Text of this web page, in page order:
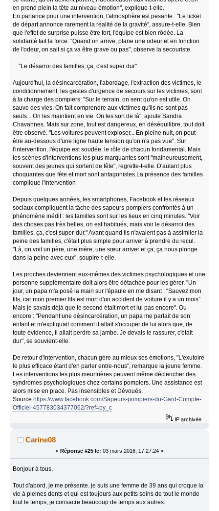
en prend plein la tête au niveau émotion", explique-t-elle.
En partance pour une intervention, l'atmosphère est pesante : "Le ticket
de départ annonce rarement la réalité de la gravité", assure-t-elle. Bien
que l'effet de surprise puisse être fort, l'équipe est bien rôdée. La
solidarité fait la force. "Quand on arrive, plane une odeur et en fonction
de l'odeur, on sait si ça va être grave ou pas", observe la secouriste.
"Le désarroi des familles, ça, c'est super dur"
Aujourd'hui, la désincarcération, l'abordage, l'extraction des victimes, le
conditionnement, les gestes d'urgence de secours sur les victimes, sont
à la charge des pompiers. "Sur le terrain, on sent qu'on est utile. On
sauve des vies. On fait comprendre aux victimes qu'ils ne sont pas
seuls... On les maintient en vie. On les sort de là", ajoute Sandra
Chavannes. Mais sur zone, tout est dangereux, en déséquilibre, tout doit
être observé. "Les voitures peuvent exploser... En pleine nuit, on peut
être au-dessous d'une ligne haute tension qu'on n'a pas vue". Sur
l'intervention, l'équipe est soudée, le rôle de chacun fondamental. Mais
les scènes d'interventions les plus marquantes sont "malheureusement,
souvent des jeunes qui sortent de fête", regrette-t-elle. D'autant plus
choquantes que fête et mort sont antagonistes.La présence des familles
complique l'intervention
Depuis quelques années, les smartphones, Facebook et les réseaux
sociaux compliquent la tâche des sapeurs-pompiers confrontés à un
phénomène inédit : les familles sont sur les lieux en cinq minutes. "Voir
des choses pas très belles, on est habitués, mais voir le désarroi des
familles, ça, c'est super-dur." Avant quand ils n'avaient pas à assimiler la
peine des familles, c'était plus simple pour arriver à prendre du recul.
"Là, on voit un père, une mère, une sœur arriver et ça, ça nous plonge
dans la peine avec eux", soupire-t-elle.
Les proches deviennent eux-mêmes des victimes psychologiques et une
personne supplémentaire doit alors être détachée pour les gérer. "Un
jour, un papa m'a posé la main sur l'épaule en me disant : “Sauvez mon
fils, car mon premier fils est mort d'un accident de voiture il y a un mois”.
Mais je savais déjà que le second était mort et lui pas encore". Ou
encore : "Pendant une désincarcération, un papa me parlait de son
enfant et m'expliquait comment il allait s'occuper de lui alors que, de
toute évidence, il allait perdre sa jambe. Je devais le rassurer, c'était
dur", se souvient-elle.
De retour d'intervention, chacun gère au mieux ses émotions, "L'exutoire
le plus efficace étant d'en parler entre-nous", remarque la jeune femme.
Les interventions les plus meurtrières peuvent même déclencher des
syndromes psychologiques chez certains pompiers. Une assistance est
alors mise en place. Pas insensibles et Dévoués.
Source https://www.facebook.com/Sapeurs-pompiers-du-Gard-Compte-
Officiel-457783034377062/?ref=py_c
IP archivée
Carine08
« Réponse #25 le: 03 mars 2016, 17:27:24 »
Bonjour à tous,
Tout d'abord, je me présente. je suis une femme de 39 ans qui croque la
vie à pleines dents et qui est toujours aux petits soins de tout le monde
tout le temps, je consacre beaucoup de temps aux autres.